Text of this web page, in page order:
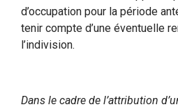
d’occupation pour la période
tenir compte d’une éventuelle
l’indivision.
Dans le cadre de l’attribution